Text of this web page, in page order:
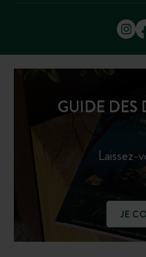
GUIDE DES
Laissez-
JE